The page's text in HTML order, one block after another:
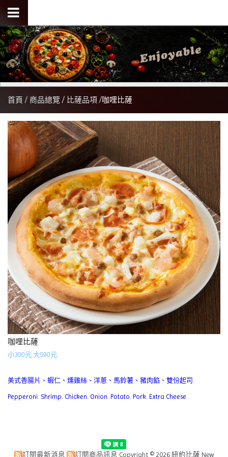
首頁 商品總覽 比薩品項 咖哩比薩
咖哩比薩
小300元 大590元
美式香腸片、蝦仁、燻雞絲、洋蔥、馬鈴薯、豬肉餡、雙份起司
Pepperoni. Shrimp. Chicken. Onion. Potato. Pork. Extra Cheese
訂閱最新消息 訂閱商品訊息 Copyright © 2026 紐約比薩 New